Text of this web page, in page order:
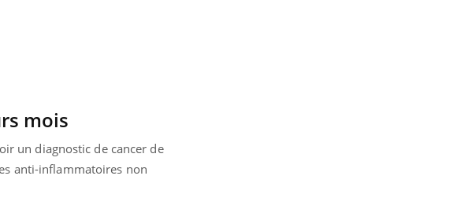
mois
un diagnostic de cancer de
anti-inflammatoires non